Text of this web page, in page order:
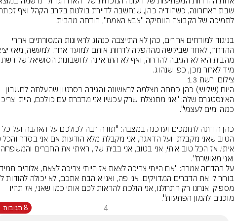
מיד לאחר מכן, כפי שנהוג.
צילום: רשת 13
כהן הודתה לתומכים ועדכנה במצבה: "תודה רבה לכולכם על האהבה ועל כל
ואני מאושרת".
מוכנים להמון הפתעות".
4 8 תגובות